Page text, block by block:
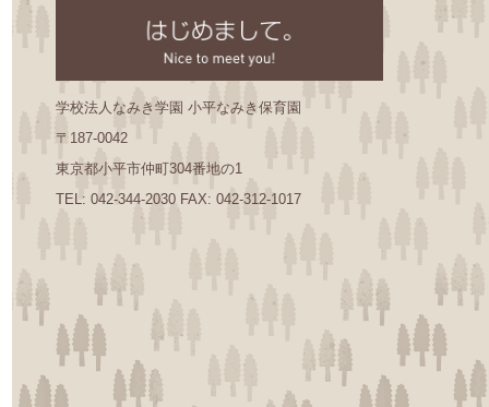
学校法人なみき学園 小平なみき保育園
〒187-0042
東京都小平市仲町304番地の1
TEL: 042-344-2030 FAX: 042-312-1017